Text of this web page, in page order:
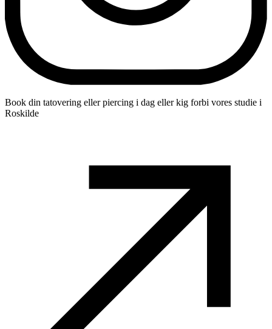
Book din tatovering eller piercing i dag eller kig forbi vores studie i
Roskilde